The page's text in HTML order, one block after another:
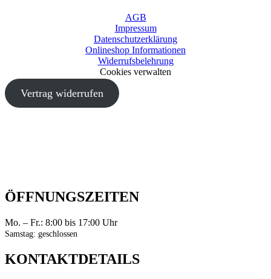
AGB
Impressum
Datenschutzerklärung
Onlineshop Informationen
Widerrufsbelehrung
Cookies verwalten
Vertrag widerrufen
ÖFFNUNGSZEITEN
Mo. – Fr.: 8:00 bis 17:00 Uhr
Samstag: geschlossen
KONTAKTDETAILS